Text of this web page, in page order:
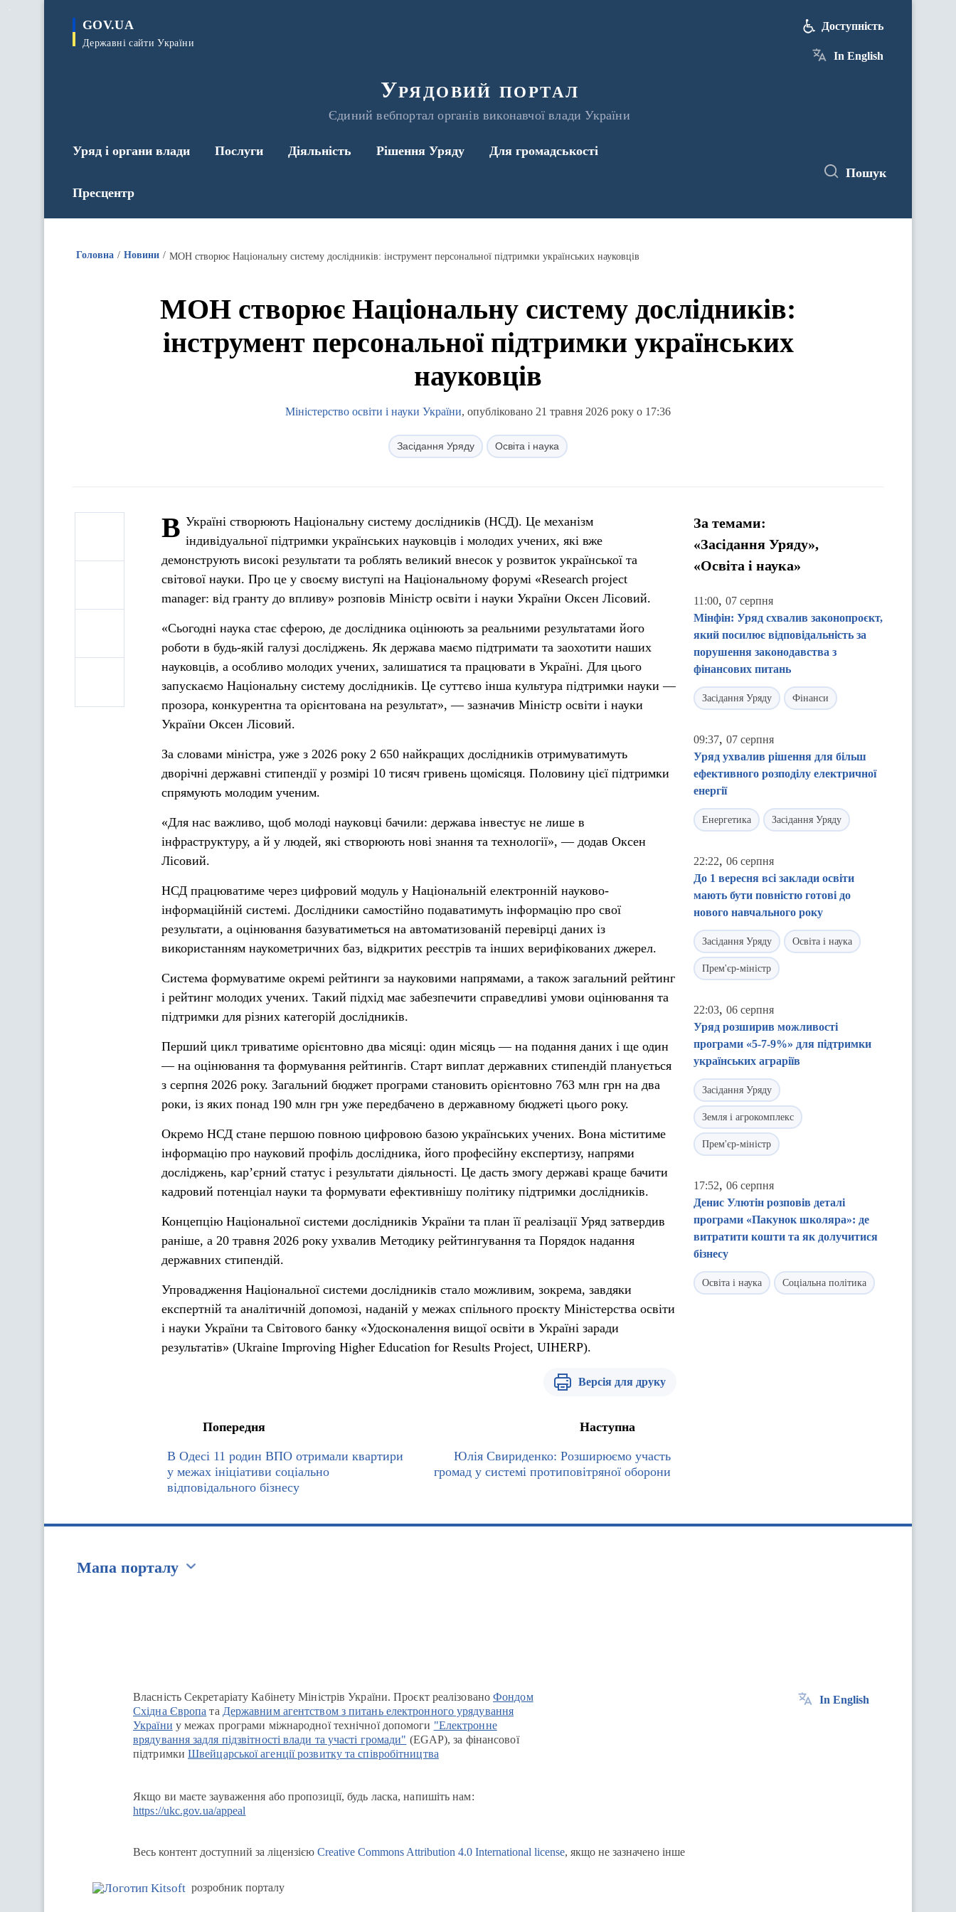
GOV.UA
Державні сайти України
Урядовий портал
Єдиний вебпортал органів виконавчої влади України
Доступність
In English
Уряд і органи влади Послуги Діяльність Рішення Уряду Для громадськості
Пресцентр
Пошук
Головна Новини МОН створює Національну систему дослідників: інструмент персональної підтримки українських науковців
МОН створює Національну систему дослідників:
інструмент персональної підтримки українських
науковців
Міністерство освіти і науки України, опубліковано 21 травня 2026 року о 17:36
Засідання Уряду Освіта і наука
В Україні створюють Національну систему дослідників (НСД). Це механізм
індивідуальної підтримки українських науковців і молодих учених, які вже
демонструють високі результати та роблять великий внесок у розвиток української та
світової науки. Про це у своєму виступі на Національному форумі «Research project
manager: від гранту до впливу» розповів Міністр освіти і науки України Оксен Лісовий.
«Сьогодні наука стає сферою, де дослідника оцінюють за реальними результатами його
роботи в будь-якій галузі досліджень. Як держава маємо підтримати та заохотити наших
науковців, а особливо молодих учених, залишатися та працювати в Україні. Для цього
запускаємо Національну систему дослідників. Це суттєво інша культура підтримки науки —
прозора, конкурентна та орієнтована на результат», — зазначив Міністр освіти і науки
України Оксен Лісовий.
За словами міністра, уже з 2026 року 2 650 найкращих дослідників отримуватимуть
дворічні державні стипендії у розмірі 10 тисяч гривень щомісяця. Половину цієї підтримки
спрямують молодим ученим.
«Для нас важливо, щоб молоді науковці бачили: держава інвестує не лише в
інфраструктуру, а й у людей, які створюють нові знання та технології», — додав Оксен
Лісовий.
НСД працюватиме через цифровий модуль у Національній електронній науково-
інформаційній системі. Дослідники самостійно подаватимуть інформацію про свої
результати, а оцінювання базуватиметься на автоматизованій перевірці даних із
використанням наукометричних баз, відкритих реєстрів та інших верифікованих джерел.
Система формуватиме окремі рейтинги за науковими напрямами, а також загальний рейтинг
і рейтинг молодих учених. Такий підхід має забезпечити справедливі умови оцінювання та
підтримки для різних категорій дослідників.
Перший цикл триватиме орієнтовно два місяці: один місяць — на подання даних і ще один
— на оцінювання та формування рейтингів. Старт виплат державних стипендій планується
з серпня 2026 року. Загальний бюджет програми становить орієнтовно 763 млн грн на два
роки, із яких понад 190 млн грн уже передбачено в державному бюджеті цього року.
Окремо НСД стане першою повною цифровою базою українських учених. Вона міститиме
інформацію про науковий профіль дослідника, його професійну експертизу, напрями
досліджень, кар’єрний статус і результати діяльності. Це дасть змогу державі краще бачити
кадровий потенціал науки та формувати ефективнішу політику підтримки дослідників.
Концепцію Національної системи дослідників України та план її реалізації Уряд затвердив
раніше, а 20 травня 2026 року ухвалив Методику рейтингування та Порядок надання
державних стипендій.
Упровадження Національної системи дослідників стало можливим, зокрема, завдяки
експертній та аналітичній допомозі, наданій у межах спільного проєкту Міністерства освіти
і науки України та Світового банку «Удосконалення вищої освіти в Україні заради
результатів» (Ukraine Improving Higher Education for Results Project, UIHERP).
Версія для друку
Попередня
В Одесі 11 родин ВПО отримали квартири
у межах ініціативи соціально
відповідального бізнесу
Наступна
Юлія Свириденко: Розширюємо участь
громад у системі протиповітряної оборони
За темами:
«Засідання Уряду»,
«Освіта і наука»
11:00, 07 серпня
Мінфін: Уряд схвалив законопроєкт,
який посилює відповідальність за
порушення законодавства з
фінансових питань
Засідання Уряду Фінанси
09:37, 07 серпня
Уряд ухвалив рішення для більш
ефективного розподілу електричної
енергії
Енергетика Засідання Уряду
22:22, 06 серпня
До 1 вересня всі заклади освіти
мають бути повністю готові до
нового навчального року
Засідання Уряду Освіта і наука
Прем'єр-міністр
22:03, 06 серпня
Уряд розширив можливості
програми «5-7-9%» для підтримки
українських аграріїв
Засідання Уряду
Земля і агрокомплекс
Прем'єр-міністр
17:52, 06 серпня
Денис Улютін розповів деталі
програми «Пакунок школяра»: де
витратити кошти та як долучитися
бізнесу
Освіта і наука Соціальна політика
Мапа порталу
Власність Секретаріату Кабінету Міністрів України. Проєкт реалізованоФондом
Східна Європа та Державним агентством з питань електронного урядування
України у межах програми міжнародної технічної допомоги "Електронне
врядування задля підзвітності влади та участі громади" (EGAP), за фінансової
підтримки Швейцарської агенції розвитку та співробітництва
Якщо ви маєте зауваження або пропозиції, будь ласка, напишіть нам:
https://ukc.gov.ua/appeal
In English
Весь контент доступний за ліцензією Creative Commons Attribution 4.0 International license, якщо не зазначено інше
розробник порталу